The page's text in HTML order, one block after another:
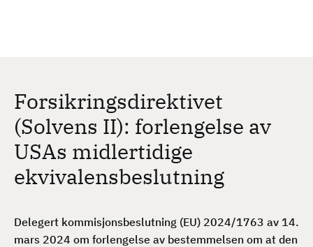
Forsikringsdirektivet
(Solvens II): forlengelse av
USAs midlertidige
ekvivalensbeslutning
Delegert kommisjonsbeslutning (EU) 2024/1763 av 14.
mars 2024 om forlengelse av bestemmelsen om at den